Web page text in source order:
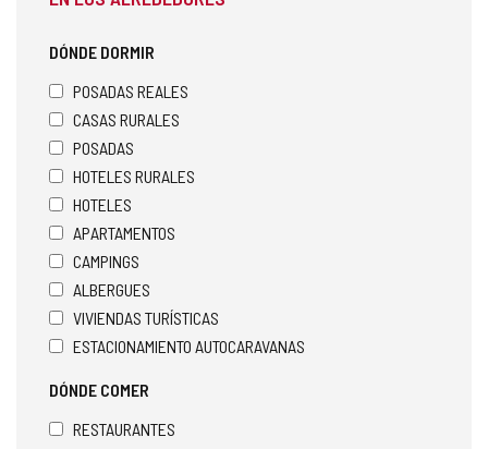
DÓNDE DORMIR
POSADAS REALES
CASAS RURALES
POSADAS
HOTELES RURALES
HOTELES
APARTAMENTOS
CAMPINGS
ALBERGUES
VIVIENDAS TURÍSTICAS
ESTACIONAMIENTO AUTOCARAVANAS
DÓNDE COMER
RESTAURANTES